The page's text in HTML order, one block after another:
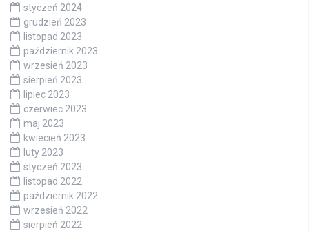
styczeń 2024
grudzień 2023
listopad 2023
październik 2023
wrzesień 2023
sierpień 2023
lipiec 2023
czerwiec 2023
maj 2023
kwiecień 2023
luty 2023
styczeń 2023
listopad 2022
październik 2022
wrzesień 2022
sierpień 2022